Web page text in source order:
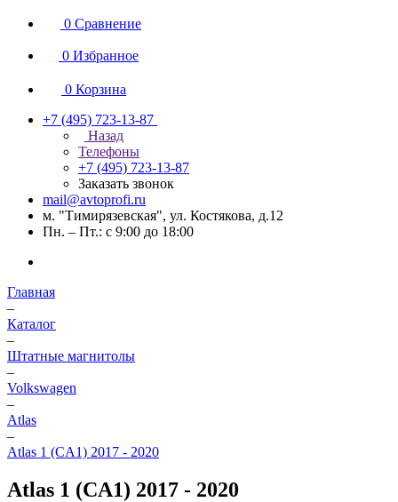
0 Сравнение
0 Избранное
0 Корзина
+7 (495) 723-13-87
Назад
Телефоны
+7 (495) 723-13-87
Заказать звонок
mail@avtoprofi.ru
м. "Тимирязевская", ул. Костякова, д.12
Пн. – Пт.: с 9:00 до 18:00
Главная
–
Каталог
–
Штатные магнитолы
–
Volkswagen
–
Atlas
–
Atlas 1 (CA1) 2017 - 2020
Atlas 1 (CA1) 2017 - 2020